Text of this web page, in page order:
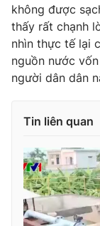
Theo dõi báo trên
Cơ quan chủ
Giấy phép hoạt
Tổng Biên tập:
Phó Tổng Biên
Nguyễn Trọng Ninh
Tổng đài VTV:
không được
thấy rất chạnh
nhìn thực tế lại
nguồn nước
người dân dân
Tin liên quan